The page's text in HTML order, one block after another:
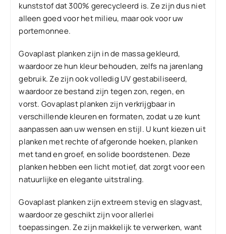
kunststof dat 300% gerecycleerd is. Ze zijn dus niet
alleen goed voor het milieu, maar ook voor uw
portemonnee.
Govaplast planken zijn in de massa gekleurd,
waardoor ze hun kleur behouden, zelfs na jarenlang
gebruik. Ze zijn ook volledig UV gestabiliseerd,
waardoor ze bestand zijn tegen zon, regen, en
vorst. Govaplast planken zijn verkrijgbaar in
verschillende kleuren en formaten, zodat u ze kunt
aanpassen aan uw wensen en stijl. U kunt kiezen uit
planken met rechte of afgeronde hoeken, planken
met tand en groef, en solide boordstenen. Deze
planken hebben een licht motief, dat zorgt voor een
natuurlijke en elegante uitstraling.
Govaplast planken zijn extreem stevig en slagvast,
waardoor ze geschikt zijn voor allerlei
toepassingen. Ze zijn makkelijk te verwerken, want